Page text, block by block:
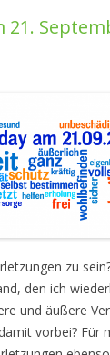
21.
zu sein?
den ich
und äußere
vorbei? Für